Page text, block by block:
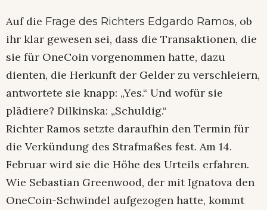
Auf die Frage des Richters Edgardo Ramos, ob
ihr klar gewesen sei, dass die Transaktionen, die
sie für OneCoin vorgenommen hatte, dazu
dienten, die Herkunft der Gelder zu verschleiern,
antwortete sie knapp: „Yes.“ Und wofür sie
plädiere? Dilkinska: „Schuldig.“
Richter Ramos setzte daraufhin den Termin für
die Verkündung des Strafmaßes fest. Am 14.
Februar wird sie die Höhe des Urteils erfahren.
Wie Sebastian Greenwood, der mit Ignatova den
OneCoin-Schwindel aufgezogen hatte, kommt